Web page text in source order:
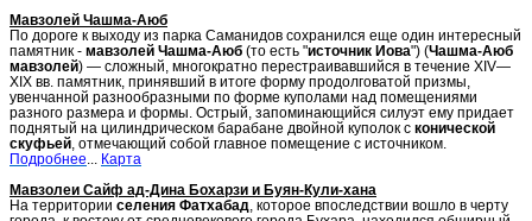
Мавзолей Чашма-Аюб
По дороге к выходу из парка Саманидов сохранился еще один интересный
памятник - мавзолей Чашма-Аюб (то есть "источник Иова") (Чашма-Аюб
мавзолей) — сложный, многократно перестраивавшийся в течение XIV—
XIX вв. памятник, принявший в итоге форму продолговатой призмы,
увенчанной разнообразными по форме куполами над помещениями
разного размера и формы. Острый, запоминающийся силуэт ему придает
поднятый на цилиндрическом барабане двойной куполок с конической
скуфьей, отмечающий собой главное помещение с источником.
Подробнее... Карта
Мавзолеи Сайф ад-Дина Бохарзи и Буян-Кули-хана
На территории селения Фатхабад, которое впоследствии вошло в черту